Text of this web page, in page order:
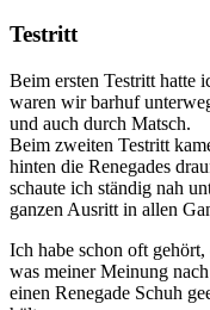
Testritt
Beim ersten Testritt hatte
waren wir barhuf
und auch durch Matsch.
Beim zweiten Testritt
hinten die Renegades
schaute ich ständig nah
ganzen Ausritt in allen
Ich habe schon oft gehört,
was meiner Meinung
einen Renegade Schuh